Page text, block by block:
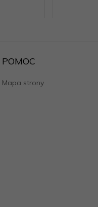
POMOC
Mapa strony